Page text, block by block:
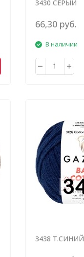
3430 СЕРЫЙ
66,30 руб.
В наличии
3438 Т.СИНИЙ